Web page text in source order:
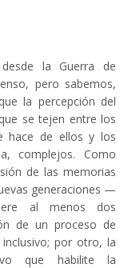
la Guerra de
pero sabemos,
la percepción del
se tejen entre los
hace de ellos y los
complejos. Como
de las memorias
generaciones —
al menos dos
de un proceso de
por otro, la
que habilite la